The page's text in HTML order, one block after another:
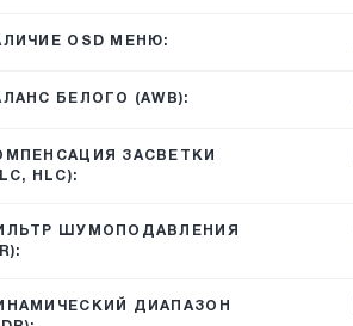
OSD МЕНЮ:
БЕЛОГО (AWB):
ЗАСВЕТКИ
HLC):
ШУМОПОДАВЛЕНИЯ
ДИАПАЗОН